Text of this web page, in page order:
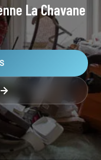
La Chavane